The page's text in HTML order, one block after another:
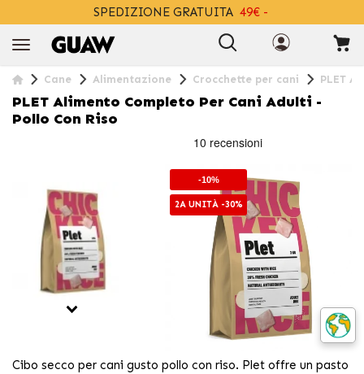
SPEDIZIONE GRATUITA 49€ -
Cane Alimentazione Crocchette per cani PLET
PLET Alimento Completo Per Cani Adulti -
Pollo Con Riso
-10%
2A UNITÀ -30%
Cibo secco per cani gusto pollo con riso. Plet offre un pasto